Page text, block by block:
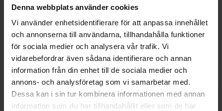
Denna webbplats använder cookies
Vi använder enhetsidentifierare för att anpassa innehållet
och annonserna till användarna, tillhandahålla funktioner
för sociala medier och analysera vår trafik. Vi
vidarebefordrar även sådana identifierare och annan
information från din enhet till de sociala medier och
annons- och analysföretag som vi samarbetar med.
Dessa kan i sin tur kombinera informationen med annan
information som du har tillhandahållit eller som de har
Swedish Liquid Candy Geléhallon 325g
32.90 kr
Køb
Souracha Sweet